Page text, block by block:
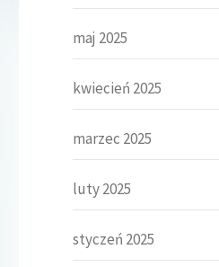
maj 2025
kwiecień 2025
marzec 2025
luty 2025
styczeń 2025